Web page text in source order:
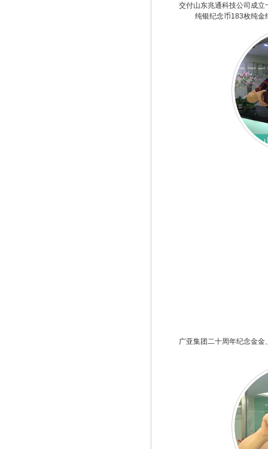
交付山东兆通科技公司成
纯银纪念币183枚纯金
广亚集团二十周年纪念金